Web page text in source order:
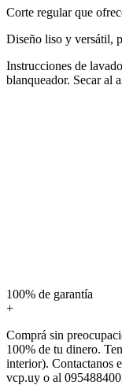
Corte regular que
Diseño liso y versátil,
Instrucciones de
blanqueador. Secar al
100% de garantía
+
Comprá sin
100% de tu dinero.
interior). Contactanos
vcp.uy o al